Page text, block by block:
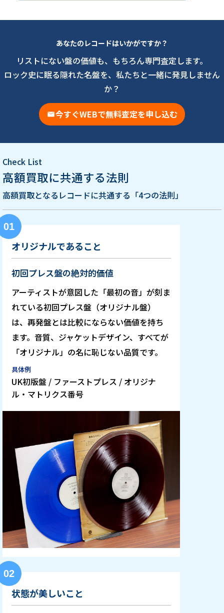
あなたのレコードはいかがですか？
リストにない盤の価値も、もちろん専門査定します。
ロック史に眠る隠れた名盤を、私たちと一緒に発見しません
か？
今すぐWEBで無料査定を申し込む
Check List
高額買取に共通する法則
高額買取となるレコードに共通する「4つの法則」
01
オリジナルであること
初回プレス盤の絶対的価値
アーティストが意図した「最初の音」が刻ま
れている初回プレス盤（オリジナル盤）
は、再発盤とは比較にならない価値を持ち
ます。音質、ジャケットデザイン、すべてが
「オリジナル」の名に恥じない品質です。
具体例
UK初版盤 / ファーストプレス / オリジナ
ル・マトリクス番号
02
状態が美しいこと